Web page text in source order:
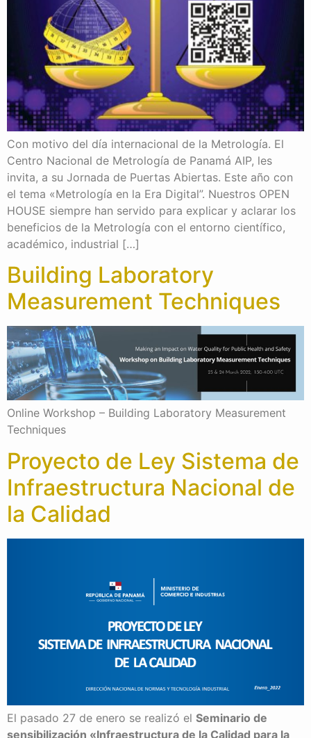
Con motivo del día internacional de la Metrología. El
Centro Nacional de Metrología de Panamá AIP, les
invita, a su Jornada de Puertas Abiertas. Este año con
el tema «Metrología en la Era Digital”. Nuestros OPEN
HOUSE siempre han servido para explicar y aclarar los
beneficios de la Metrología con el entorno científico,
académico, industrial […]
Building Laboratory
Measurement Techniques
Online Workshop – Building Laboratory Measurement
Techniques
Proyecto de Ley Sistema de
Infraestructura Nacional de
la Calidad
El pasado 27 de enero se realizó el Seminario de
sensibilización «Infraestructura de la Calidad para la